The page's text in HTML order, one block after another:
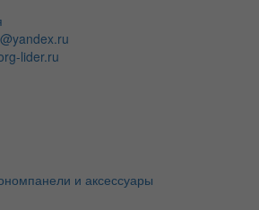
lider.ru
и аксессуары